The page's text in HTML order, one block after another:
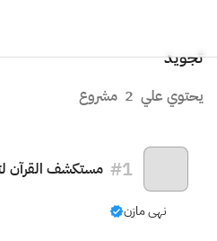
تجويد
يحتوي علي 2 مشروع
#1 مستكشف القرآن
نهى مازن